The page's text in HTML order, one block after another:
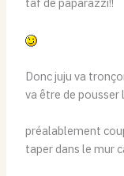
taf de paparazzi!!
Donc juju va
va être de
préalablement
taper dans le mur